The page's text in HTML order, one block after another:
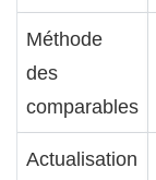
Méthode
des
comparables
Actualisation